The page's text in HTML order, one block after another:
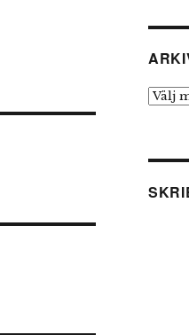
Arkiv